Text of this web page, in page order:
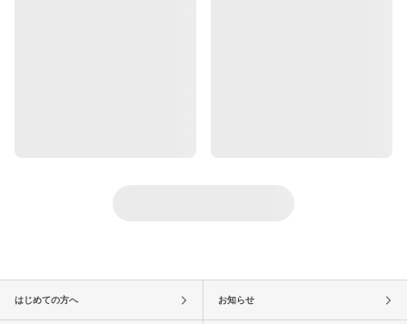
はじめての方へ お知らせ